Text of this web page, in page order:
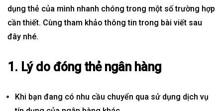
dụng thẻ của mình nhanh chóng trong một số trường hợp
cần thiết. Cùng tham khảo thông tin trong bài viết sau
đây nhé.
1. Lý do đóng thẻ ngân hàng
Khi bạn đang có nhu cầu chuyển qua sử dụng dịch vụ